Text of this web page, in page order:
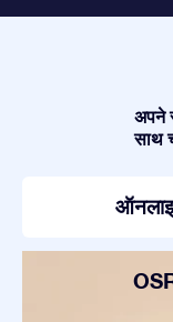
अपने
साथ